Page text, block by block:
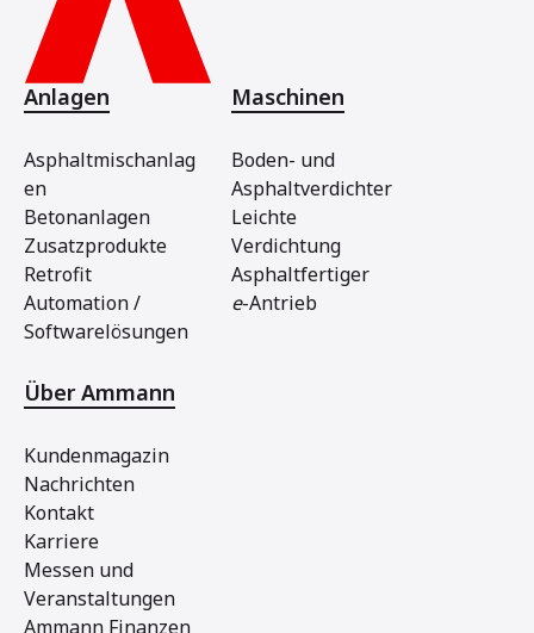
Anlagen
Asphaltmischanlag
en
Betonanlagen
Zusatzprodukte
Retrofit
Automation /
Softwarelösungen
Maschinen
Boden- und
Asphaltverdichter
Leichte
Verdichtung
Asphaltfertiger
e-Antrieb
Über Ammann
Kundenmagazin
Nachrichten
Kontakt
Karriere
Messen und
Veranstaltungen
Ammann Finanzen